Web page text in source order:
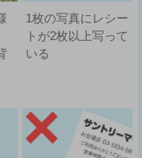
1枚の写真にレシー
トが2枚以上写って
いる